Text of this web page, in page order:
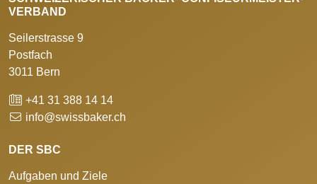
VERBAND
Seilerstrasse 9
Postfach
3011 Bern
+41 31 388 14 14
info@swissbaker.ch
DER SBC
Aufgaben und Ziele